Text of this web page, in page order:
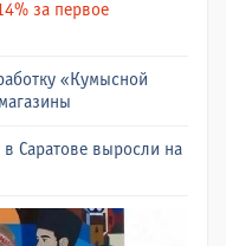
за первое
«Кумысной
Саратове выросли на